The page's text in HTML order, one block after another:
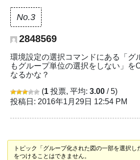
No.3
2848569
環境設定の選択コマンドにある「グ
もグループ単位の選択をしない」を
なるかな？
(1 投票, 平均: 3.00 / 5)
投稿日: 2016年1月29日 12:54 PM
トピック「グループ化された図の一部を選択
をつけることはできません。